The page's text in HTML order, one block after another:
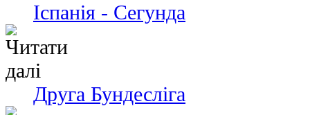
Іспанія - Сегунда
Друга Бундесліга